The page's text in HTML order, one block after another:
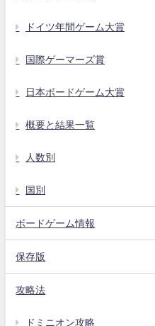
ドイツ年間ゲーム大賞
国際ゲーマーズ賞
日本ボードゲーム大賞
概要と結果一覧
人数別
国別
ボードゲーム情報
保存版
攻略法
ドミニオン攻略